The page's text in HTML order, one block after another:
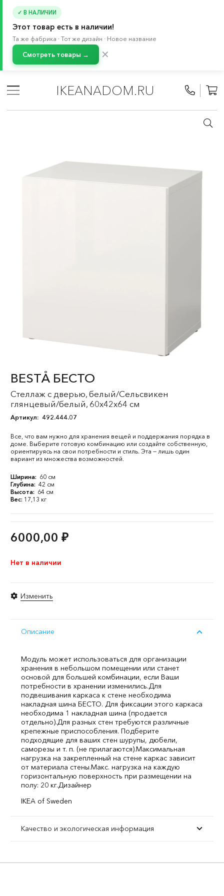
✓ В НАЛИЧИИ
Этот товар есть в наличии!
Та же фабрика · Тот же дизайн · Новое название
Смотреть товары → ✕
IKEANADOM.RU
Стеллажи и книжные шкафы
/ Книжные шкафы
БЕСТО система / Базовые комбинации БЕСТО
BESTÅ БЕСТО
Стеллаж с дверью, белый/Сельсвикен
глянцевый/белый, 60x42x64 см
Артикул: 492.444.07
Все, что вам нужно для хранения вещей и поддержания порядка в
доме. Выберите готовую комбинацию или создайте собственную,
ориентируясь на свои потребности и стиль. Эта — лишь один
вариант из множества возможностей.
Ширина: 60 см
Глубина: 42 см
Высота: 64 см
Вес: 17,13 кг
6000,00 ₽
Нет в наличии
Изменить
Описание
Модуль может использоваться для организации
хранения в небольшом помещении или станет
основой для большей комбинации, если Ваши
потребности в хранении изменились.Для
подвешивания каркаса к стене необходима
накладная шина БЕСТО. Для фиксации этого каркаса
необходима 1 накладная шина (продается
отдельно).Для разных стен требуются различные
крепежные приспособления. Подберите
подходящие для ваших стен шурупы, дюбели,
саморезы и т. п. (не прилагаются).Максимальная
нагрузка на закрепленный на стене каркас зависит
от материала стены.Макс. нагрузка на каждую
горизонтальную поверхность при размещении на
полу: 20 кг.Дизайнер
IKEA of Sweden
Качество и экологическая информация